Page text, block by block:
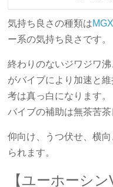
気持ち良さの種類はMGX
ー系の気持ち良さです。
終わりのないジワジワ
がバイブにより加速と
考は真っ白になります。
バイブの補助は無茶苦茶
仰向け、うつ伏せ、横
られます。
【ユーホーシ